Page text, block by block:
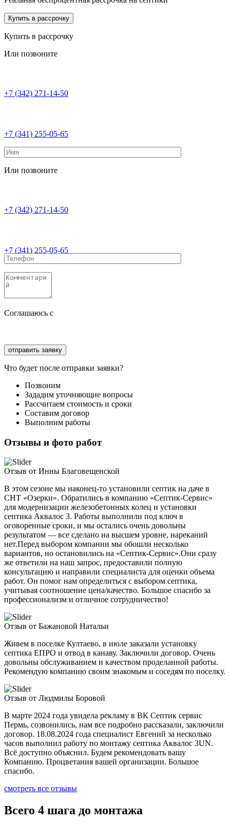
Купить в рассрочку
Купить в рассрочку
Или позвоните
+7 (342) 271-14-50
+7 (341) 255-05-65
Или позвоните
+7 (342) 271-14-50
+7 (341) 255-05-65
Соглашаюсь с
Что будет после отправки заявки?
Позвоним
Зададим уточняющие вопросы
Рассчитаем стоимость и сроки
Составим договор
Выполним работы
Отзывы и фото работ
Отзыв от Инны Благовещенской
В этом сезоне мы наконец-то установили септик на даче в
СНТ «Озерки». Обратились в компанию «Септик-Сервис»
для модернизации железобетонных колец и установки
септика Аквалос 3. Работы выполнили под ключ в
оговоренные сроки, и мы остались очень довольны
результатом — все сделано на высшем уровне, нареканий
нет.Перед выбором компании мы обошли несколько
вариантов, но остановились на «Септик-Сервис».Они сразу
же ответили на наш запрос, предоставили полную
консультацию и направили специалиста для оценки объема
работ. Он помог нам определиться с выбором септика,
учитывая соотношение цена/качество. Большое спасибо за
профессионализм и отличное сотрудничество!
Отзыв от Бажановой Натальи
Живем в поселке Култаево, в июле заказали установку
септика ЕПРО и отвод в канаву. Заключили договор. Очень
довольны обслуживанием и качеством проделанной работы.
Рекомендую компанию своим знакомым и соседям по поселку.
Отзыв от Людмилы Боровой
В марте 2024 года увидела рекламу в ВК Септик сервис
Пермь, созвонились, нам все подробно рассказали, заключили
договор. 18.08.2024 года специалист Евгений за несколько
часов выполнил работу по монтажу септика Аквалос 3UN.
Всё доступно объяснил. Будем рекомендовать вашу
Компанию. Процветания вашей организации. Большое
спасибо.
смотреть все отзывы
Всего 4 шага до монтажа